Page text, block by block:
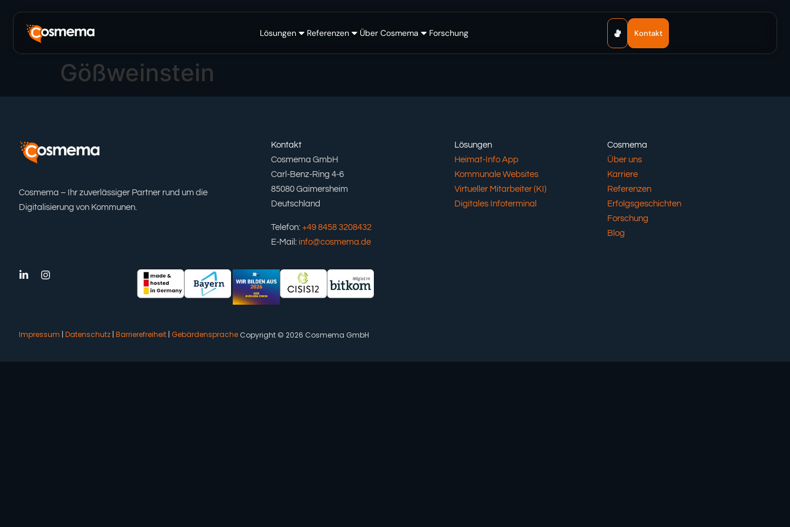
springen
Lösungen Referenzen Über Cosmema Forschung Kontakt
Gößweinstein
Cosmema – Ihr zuverlässiger Partner rund um die
Digitalisierung von Kommunen.
Kontakt
Cosmema GmbH
Carl-Benz-Ring 4-6
85080 Gaimersheim
Deutschland
Telefon: +49 8458 3208432
E-Mail: info@cosmema.de
Lösungen
Heimat-Info App
Kommunale Websites
Virtueller Mitarbeiter (KI)
Digitales Infoterminal
Cosmema
Über uns
Karriere
Referenzen
Erfolgsgeschichten
Forschung
Blog
Impressum | Datenschutz | Barrierefreiheit | Gebärdensprache Copyright © 2026 Cosmema GmbH